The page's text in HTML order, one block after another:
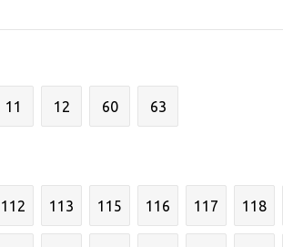
11 12 60 63
112 113 115 116 117 118